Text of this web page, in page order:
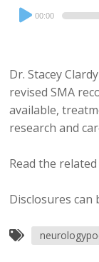
Audio
Player
00:00
Dr. Stacey
revised SMA
available,
research and
Read the
Disclosures can